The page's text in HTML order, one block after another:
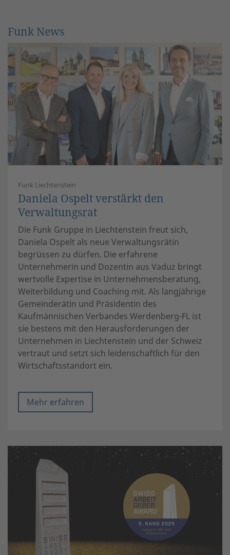
Funk News
Funk Liechtenstein
Daniela Ospelt verstärkt den
Verwaltungsrat
Die Funk Gruppe in Liechtenstein freut sich,
Daniela Ospelt als neue Verwaltungsrätin
begrüssen zu dürfen. Die erfahrene
Unternehmerin und Dozentin aus Vaduz bringt
wertvolle Expertise in Unternehmensberatung,
Weiterbildung und Coaching mit. Als langjährige
Gemeinderätin und Präsidentin des
Kaufmännischen Verbandes Werdenberg-FL ist
sie bestens mit den Herausforderungen der
Unternehmen in Liechtenstein und der Schweiz
vertraut und setzt sich leidenschaftlich für den
Wirtschaftsstandort ein.
Mehr erfahren